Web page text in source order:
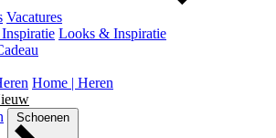
Vacatures
Looks & Inspiratie
Home | Heren
Schoenen